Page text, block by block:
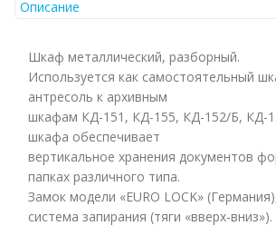
Описание
Шкаф металлический, разборный.
Используется как самостоятельный
антресоль к архивным
шкафам КД-151, КД-155, КД-152/Б, КД-
шкафа обеспечивает
вертикальное хранения документов
папках различного типа.
Замок модели «EURO LOCK»
система запирания (тяги «вверх-вниз»).